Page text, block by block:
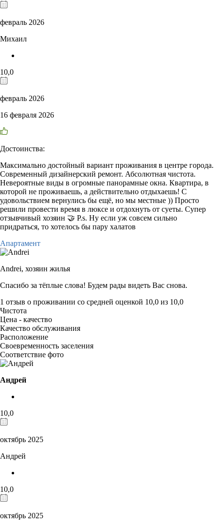
февраль 2026
Михаил
10,0
февраль 2026
16 февраля 2026
Достоинства:
Максимально достойный вариант проживания в центре города.
Современный дизайнерский ремонт. Абсолютная чистота.
Невероятные виды в огромные панорамные окна. Квартира, в
которой не проживаешь, а действительно отдыхаешь! С
удовольствием вернулись бы ещё, но мы местные )) Просто
решили провести время в люксе и отдохнуть от суеты. Супер
отзывчивый хозяин 🤝 P.s. Ну если уж совсем сильно
придраться, то хотелось бы пару халатов
Апартамент
Andrei, хозяин жилья
Спасибо за тёплые слова! Будем рады видеть Вас снова.
1 отзыв о проживании со средней оценкой 10,0 из 10,0
Чистота
Цена - качество
Качество обслуживания
Расположение
Своевременность заселения
Соответствие фото
Андрей
10,0
октябрь 2025
Андрей
10,0
октябрь 2025